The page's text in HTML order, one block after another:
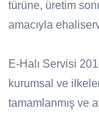
türüne, üretim
amacıyla
E-Halı Servisi
kurumsal ve
tamamlanmış ve